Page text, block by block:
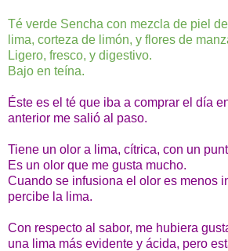
Té verde Sencha con mezcla de piel
lima, corteza de limón, y flores de
Ligero, fresco, y digestivo.
Bajo en teína.
Éste es el té que iba a comprar el día
anterior me salió al paso.
Tiene un olor a lima, cítrica, con un
Es un olor que me gusta mucho.
Cuando se infusiona el olor es menos
percibe la lima.
Con respecto al sabor, me hubiera
una lima más evidente y ácida, pero